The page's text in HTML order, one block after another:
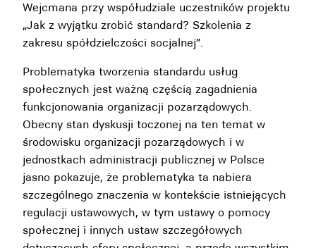
Wejcmana przy współudziale uczestników projektu
„Jak z wyjątku zrobić standard? Szkolenia z
zakresu spółdzielczości socjalnej”.
Problematyka tworzenia standardu usług
społecznych jest ważną częścią zagadnienia
funkcjonowania organizacji pozarządowych.
Obecny stan dyskusji toczonej na ten temat w
środowisku organizacji pozarządowych i w
jednostkach administracji publicznej w Polsce
jasno pokazuje, że problematyka ta nabiera
szczególnego znaczenia w kontekście istniejących
regulacji ustawowych, w tym ustawy o pomocy
społecznej i innych ustaw szczegółowych